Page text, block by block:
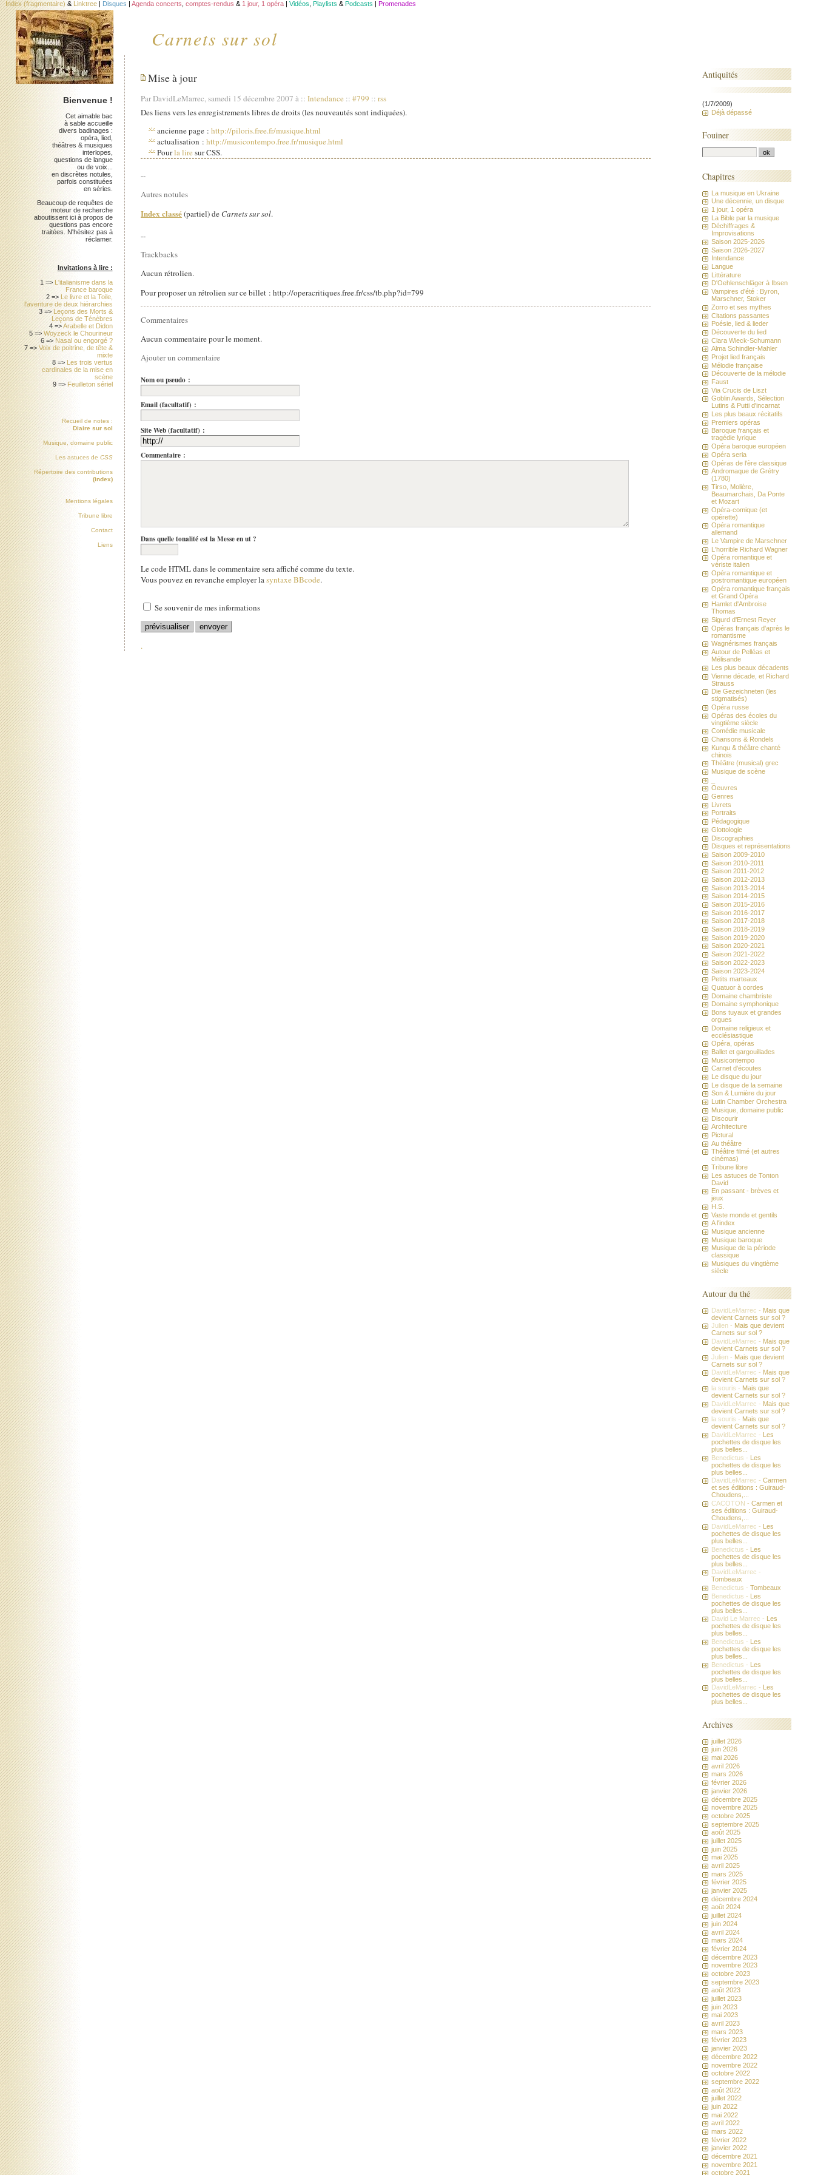
Carnets sur sol
Index (fragmentaire) & Linktree | Disques | Agenda concerts comptes-rendus & 1 jour, 1 opéra | Vidéos Playlists & Podcasts | Promenades
Mise à jour
Par DavidLeMarrec, samedi 15 décembre 2007 à :: Intendance :: #799 :: rss
Des liens vers les enregistrements libres de droits (les nouveautés sont indiquées).
ancienne page :http://piloris.free.fr/musique.html
actualisation :http://musicontempo.free.fr/musique.html
Pourla liresur CSS.
--
Autres notules
Index classé(partiel) de Carnets sur sol.
--
Trackbacks
Aucun rétrolien.
Pour proposer un rétrolien sur ce billet : http://operacritiques.free.fr/css/tb.php?id=799
Commentaires
Aucun commentaire pour le moment.
Ajouter un commentaire
Nom ou pseudo :
Email (facultatif) :
Site Web (facultatif) :
Commentaire :
Dans quelle tonalité est la Messe en ut ?
Le code HTML dans le commentaire sera affiché comme du texte.
Vous pouvez en revanche employer lasyntaxe BBcode.
Se souvenir de mes informations
.
Bienvenue !
Cet aimable bac
à sable accueille
divers badinages :
opéra, lied,
théâtres & musiques
interlopes,
questions de langue
ou de voix...
en discrètes notules,
parfois constituées
en séries.
Beaucoup de requêtes de
moteur de recherche
aboutissent ici à propos de
questions pas encore
traitées. N'hésitez pas à
réclamer.
Invitations à lire :
1 => L'italianisme dans la
France baroque
2 => Le livre et la Toile,
l'aventure de deux hiérarchies
3 => Leçons des Morts &
Leçons de Ténèbres
4 =>Arabelle et Didon
5 =>Woyzeck le Chourineur
6 => Nasal ou engorgé ?
7 =>Voix de poitrine, de tête &
mixte
8 => Les trois vertus
cardinales de la mise en
scène
9 => Feuilleton sériel
Recueil de notes :
Diaire sur sol
Musique, domaine public
Les astuces de CSS
Répertoire des contributions
(index)
Mentions légales
Tribune libre
Contact
Liens
Antiquités
(1/7/2009)
Déjà dépassé
Fouiner
Chapitres
La musique en Ukraine
Une décennie, un disque
1 jour, 1 opéra
La Bible par la musique
Déchiffrages &
Improvisations
Saison 2025-2026
Saison 2026-2027
Intendance
Langue
Littérature
D'Oehlenschläger à Ibsen
Vampires d'été : Byron,
Marschner, Stoker
Zorro et ses mythes
Citations passantes
Poésie, lied & lieder
Découverte du lied
Clara Wieck-Schumann
Alma Schindler-Mahler
Projet lied français
Mélodie française
Découverte de la mélodie
Faust
Via Crucis de Liszt
Goblin Awards, Sélection
Lutins & Putti d'incarnat
Les plus beaux récitatifs
Premiers opéras
Baroque français et
tragédie lyrique
Opéra baroque européen
Opéra seria
Opéras de l'ère classique
Andromaque de Grétry
(1780)
Tirso, Molière,
Beaumarchais, Da Ponte
et Mozart
Opéra-comique (et
opérette)
Opéra romantique
allemand
Le Vampire de Marschner
L'horrible Richard Wagner
Opéra romantique et
vériste italien
Opéra romantique et
postromantique européen
Opéra romantique français
et Grand Opéra
Hamlet d'Ambroise
Thomas
Sigurd d'Ernest Reyer
Opéras français d'après le
romantisme
Wagnérismes français
Autour de Pelléas et
Mélisande
Les plus beaux décadents
Vienne décade, et Richard
Strauss
Die Gezeichneten (les
stigmatisés)
Opéra russe
Opéras des écoles du
vingtième siècle
Comédie musicale
Chansons & Rondels
Kunqu & théâtre chanté
chinois
Théâtre (musical) grec
Musique de scène
Oeuvres
Genres
Livrets
Portraits
Pédagogique
Glottologie
Discographies
Disques et représentations
Saison 2009-2010
Saison 2010-2011
Saison 2011-2012
Saison 2012-2013
Saison 2013-2014
Saison 2014-2015
Saison 2015-2016
Saison 2016-2017
Saison 2017-2018
Saison 2018-2019
Saison 2019-2020
Saison 2020-2021
Saison 2021-2022
Saison 2022-2023
Saison 2023-2024
Petits marteaux
Quatuor à cordes
Domaine chambriste
Domaine symphonique
Bons tuyaux et grandes
orgues
Domaine religieux et
ecclésiastique
Opéra, opéras
Ballet et gargouillades
Musicontempo
Carnet d'écoutes
Le disque du jour
Le disque de la semaine
Son & Lumière du jour
Lutin Chamber Orchestra
Musique, domaine public
Discourir
Architecture
Pictural
Au théâtre
Théâtre filmé (et autres
cinémas)
Tribune libre
Les astuces de Tonton
David
En passant - brèves et
jeux
H.S.
Vaste monde et gentils
A l'index
Musique ancienne
Musique baroque
Musique de la période
classique
Musiques du vingtième
siècle
Autour du thé
DavidLeMarrec - Mais que
devient Carnets sur sol ?
Julien - Mais que devient
Carnets sur sol ?
DavidLeMarrec - Mais que
devient Carnets sur sol ?
Julien - Mais que devient
Carnets sur sol ?
DavidLeMarrec - Mais que
devient Carnets sur sol ?
la souris - Mais que
devient Carnets sur sol ?
DavidLeMarrec - Mais que
devient Carnets sur sol ?
la souris - Mais que
devient Carnets sur sol ?
DavidLeMarrec - Les
pochettes de disque les
plus belles...
Benedictus - Les
pochettes de disque les
plus belles...
DavidLeMarrec -Carmen
et ses éditions : Guiraud-
Choudens,...
CACOTON -Carmen et
ses éditions : Guiraud-
Choudens,...
DavidLeMarrec - Les
pochettes de disque les
plus belles...
Benedictus - Les
pochettes de disque les
plus belles...
DavidLeMarrec -
Tombeaux
Benedictus -Tombeaux
Benedictus - Les
pochettes de disque les
plus belles...
David Le Marrec -
Les
pochettes de disque les
plus belles...
Benedictus - Les
pochettes de disque les
plus belles...
Benedictus - Les
pochettes de disque les
plus belles...
DavidLeMarrec -
Les
pochettes de disque les
plus belles...
Archives
juillet 2026
juin 2026
mai 2026
avril 2026
mars 2026
février 2026
janvier 2026
décembre 2025
novembre 2025
octobre 2025
septembre 2025
août 2025
juillet 2025
juin 2025
mai 2025
avril 2025
mars 2025
février 2025
janvier 2025
décembre 2024
août 2024
juillet 2024
juin 2024
avril 2024
mars 2024
février 2024
décembre 2023
novembre 2023
octobre 2023
septembre 2023
août 2023
juillet 2023
juin 2023
mai 2023
avril 2023
mars 2023
février 2023
janvier 2023
décembre 2022
novembre 2022
octobre 2022
septembre 2022
août 2022
juillet 2022
juin 2022
mai 2022
avril 2022
mars 2022
février 2022
janvier 2022
décembre 2021
novembre 2021
octobre 2021